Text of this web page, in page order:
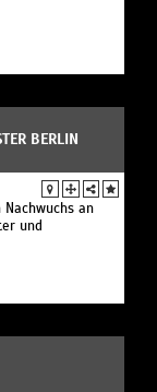
BERLIN
an
und